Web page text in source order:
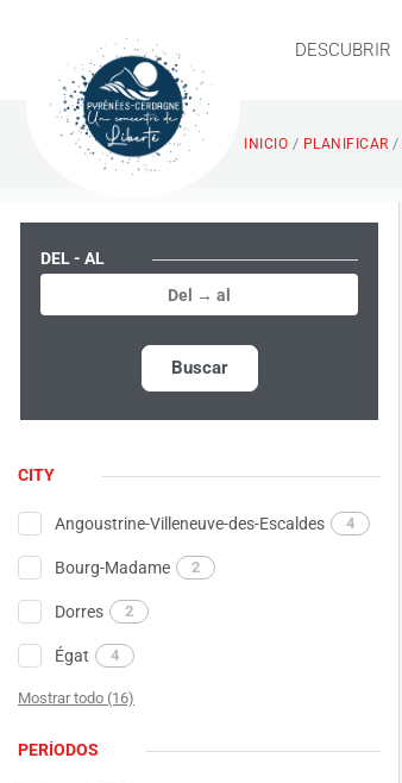
DESCUBRIR
INICIO / PLANIFICAR /
DEL - AL
Buscar
CITY
Angoustrine-Villeneuve-des-Escaldes 4
Bourg-Madame 2
Dorres 2
Égat 4
Mostrar todo (16)
PERÍODOS